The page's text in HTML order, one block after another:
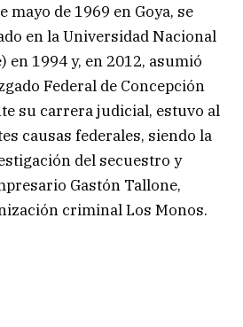
mayo de 1969 en Goya, se
en la Universidad Nacional
en 1994 y, en 2012, asumió
Federal de Concepción
su carrera judicial, estuvo al
causas federales, siendo la
del secuestro y
Gastón Tallone,
criminal Los Monos.